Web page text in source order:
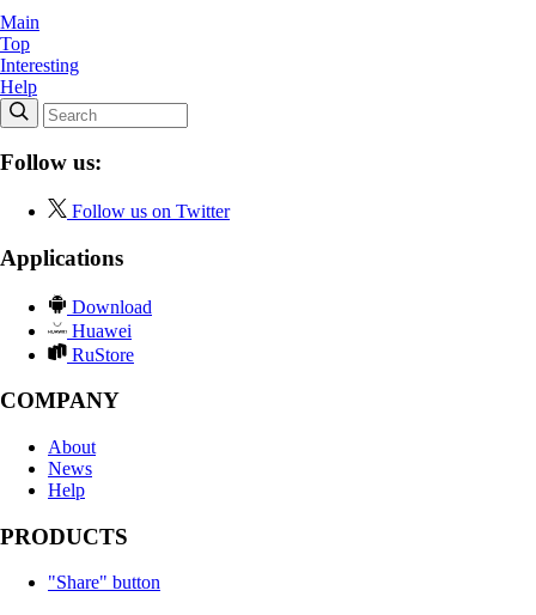
Main
Top
Interesting
Help
Follow us:
Follow us on Twitter
Applications
Download
Huawei
RuStore
COMPANY
About
News
Help
PRODUCTS
"Share" button